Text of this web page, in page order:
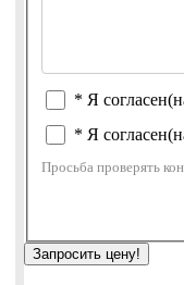
* Я
* Я
Просьба проверять
Запросить цену!